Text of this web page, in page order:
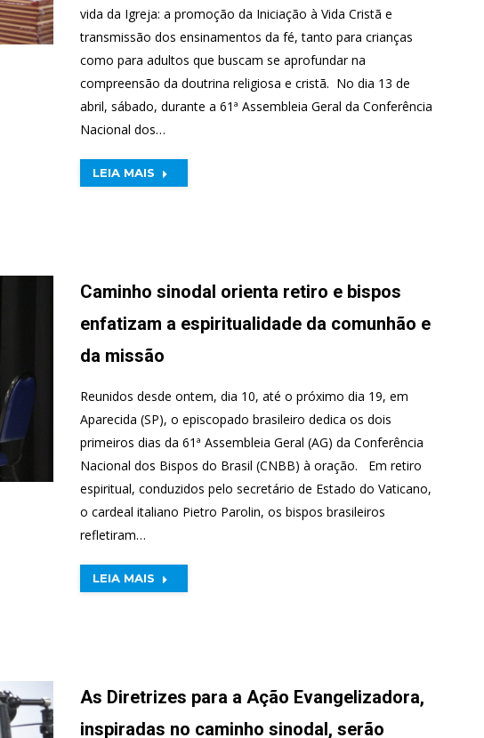
vida da Igreja: a promoção da Iniciação à Vida Cristã e
transmissão dos ensinamentos da fé, tanto para crianças
como para adultos que buscam se aprofundar na
compreensão da doutrina religiosa e cristã. No dia 13 de
abril, sábado, durante a 61ª Assembleia Geral da Conferência
Nacional dos…
LEIA MAIS
Caminho sinodal orienta retiro e bispos
enfatizam a espiritualidade da comunhão e
da missão
Reunidos desde ontem, dia 10, até o próximo dia 19, em
Aparecida (SP), o episcopado brasileiro dedica os dois
primeiros dias da 61ª Assembleia Geral (AG) da Conferência
Nacional dos Bispos do Brasil (CNBB) à oração. Em retiro
espiritual, conduzidos pelo secretário de Estado do Vaticano,
o cardeal italiano Pietro Parolin, os bispos brasileiros
refletiram…
LEIA MAIS
As Diretrizes para a Ação Evangelizadora,
inspiradas no caminho sinodal, serão